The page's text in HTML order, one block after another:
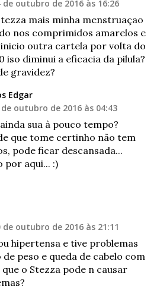
de outubro de 2016 às 16:26
mais minha menstruaçao
nos comprimidos amarelos e
inicio outra cartela por volta do
iso diminui a eficacia da pilula?
gravidez?
Edgar
de outubro de 2016 às 04:43
sua à pouco tempo?
que tome certinho não tem
pode ficar descansada...
por aqui... :)
de outubro de 2016 às 21:11
hipertensa e tive problemas
peso e queda de cabelo com
que o Stezza pode n causar